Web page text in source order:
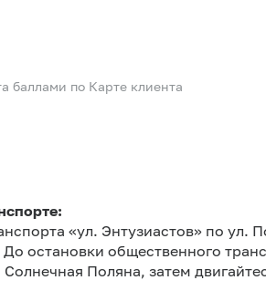
баллами по Карте клиента
«ул. Энтузиастов» по ул.
остановки общественного
Поляна, затем